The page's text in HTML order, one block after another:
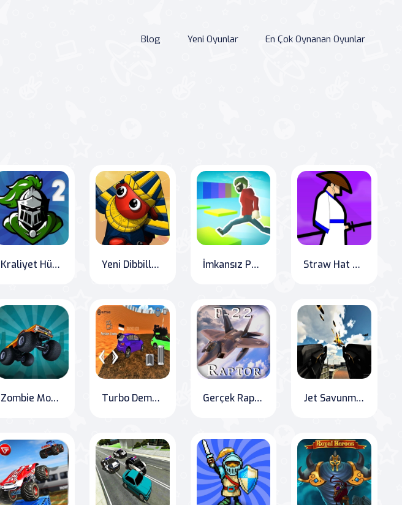
Blog Yeni Oyunlar En Çok Oynanan Oyunlar
Kraliyet Hücumu: Strateji Oyunu Yeni Dibbiller 3: Çölde Umutsuzluk İmkansız Parkur: Online Oyunların Zorlu Meydan Okumalarına Hazır mısın? Straw Hat Samurai
Zombie Monster Truck Apocalypse: Survival Road Turbo Demolition Derby: Smash Kingdom Gerçek Raptor Savaşçı Jeti Oyunu Jet Savunma: Modern Savaş